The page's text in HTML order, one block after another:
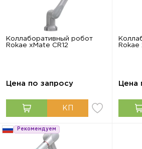
Коллаборативный робот
Rokae xMate CR12
Цена по запросу
Rokae
Цена
Рекомендуем